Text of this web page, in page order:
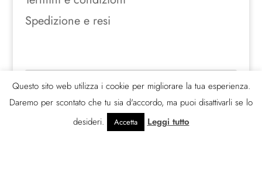
Spedizione e resi
Seguici sui social
Questo sito web utilizza i cookie per migliorare la tua esperienza.
Daremo per scontato che tu sia d'accordo, ma puoi disattivarli se lo
desideri.
Accetta Leggi tutto